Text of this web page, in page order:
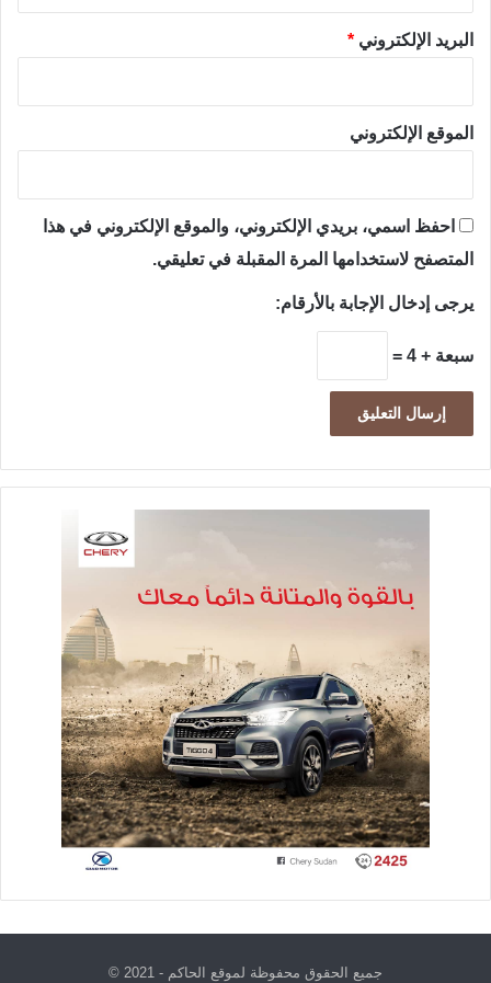
البريد الإلكتروني *
الموقع الإلكتروني
احفظ اسمي، بريدي الإلكتروني، والموقع الإلكتروني في هذا
المتصفح لاستخدامها المرة المقبلة في تعليقي.
يرجى إدخال الإجابة بالأرقام:
سبعة + 4 =
جميع الحقوق محفوظة لموقع الحاكم - 2021 ©